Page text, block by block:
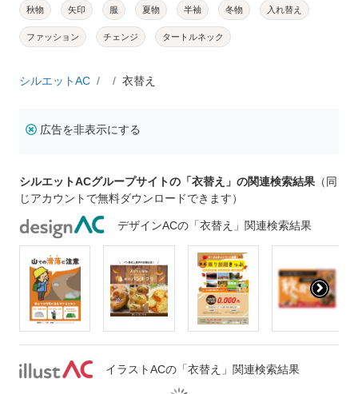
秋物 矢印 服 夏物 半袖 冬物 入れ替え
ファッション チェンジ タートルネック
シルエットAC 衣替え
広告を非表示にする
シルエットACグループサイトの「衣替え」の関連検索結果 （同
じアカウントで無料ダウンロードできます）
デザインACの「衣替え」関連検索結果
イラストACの「衣替え」関連検索結果